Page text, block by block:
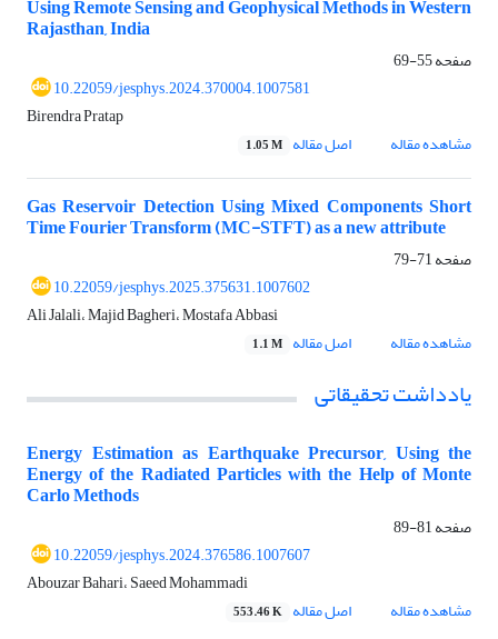
Using Remote Sensing and Geophysical Methods in Western
Rajasthan, India
صفحه55-69
10.22059/jesphys.2024.370004.1007581
Birendra Pratap
مشاهده مقاله
اصل مقاله 1.05 M
Gas Reservoir Detection Using Mixed Components Short
Time Fourier Transform (MC-STFT) as a new attribute
صفحه71-79
10.22059/jesphys.2025.375631.1007602
Ali Jalali، Majid Bagheri، Mostafa Abbasi
مشاهده مقاله
اصل مقاله 1.1 M
یادداشت تحقیقاتی
Energy Estimation as Earthquake Precursor, Using the
Energy of the Radiated Particles with the Help of Monte
Carlo Methods
صفحه81-89
10.22059/jesphys.2024.376586.1007607
Abouzar Bahari، Saeed Mohammadi
مشاهده مقاله
اصل مقاله 553.46 K